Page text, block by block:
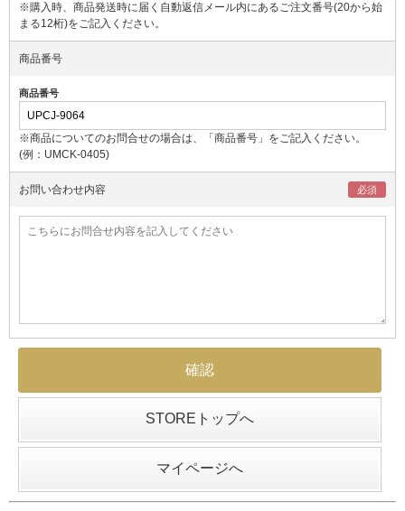
※購入時、商品発送時に届く自動返信メール内にあるご注文番号(20から始
まる12桁)をご記入ください。
商品番号
商品番号
※商品についてのお問合せの場合は、「商品番号」をご記入ください。
(例：UMCK-0405)
お問い合わせ内容
STOREトップへ
マイページへ